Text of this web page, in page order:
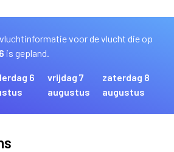
voor de vlucht die op
is gepland.
6
vrijdag 7
augustus
zaterdag 8
augustus